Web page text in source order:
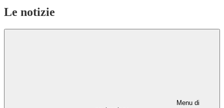
Le notizie
Menu di